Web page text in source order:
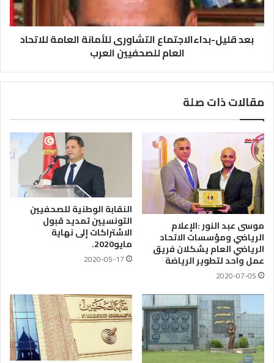
بعد قليل-بداءالاجتماع التشاورى للأمانة العامة للاتحاد
العام للصحفيين العرب
مقالات ذات صلة
موسى عبد النور :الإعلام
الرياضي ومؤسسات الاتحاد
الرياضي العام يشكلان فريق
عمل واحد لتطوير الرياضة
2020-07-05
النقابة الوطنية للصحفيين
التونسيين تمديد قبول
الاشتراكات إلى نهاية
مايو2020.
2020-05-17